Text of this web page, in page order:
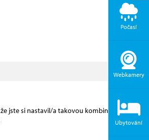
jste si nastavil/a takovou kombinaci, pro
Počasí
Webkamery
Ubytování